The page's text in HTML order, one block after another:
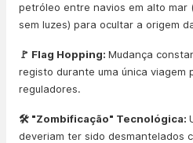
petróleo entre navios em alto mar
sem luzes) para ocultar a origem
🚩 Flag Hopping: Mudança
registo durante uma única viagem
reguladores.
🛠️ "Zombificação" Tecnológica:
deveriam ter sido desmantelados